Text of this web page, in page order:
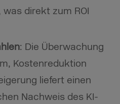
direkt zum ROI
: Die Überwachung
Kostenreduktion
liefert einen
Nachweis des KI-